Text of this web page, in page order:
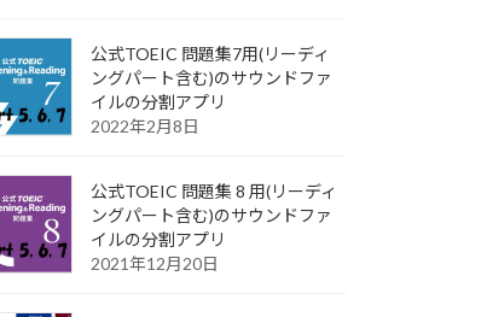
公式TOEIC 問題集7用(リーディ
ングパート含む)のサウンドファ
イルの分割アプリ
2022年2月8日
公式TOEIC 問題集 8 用(リーディ
ングパート含む)のサウンドファ
イルの分割アプリ
2021年12月20日